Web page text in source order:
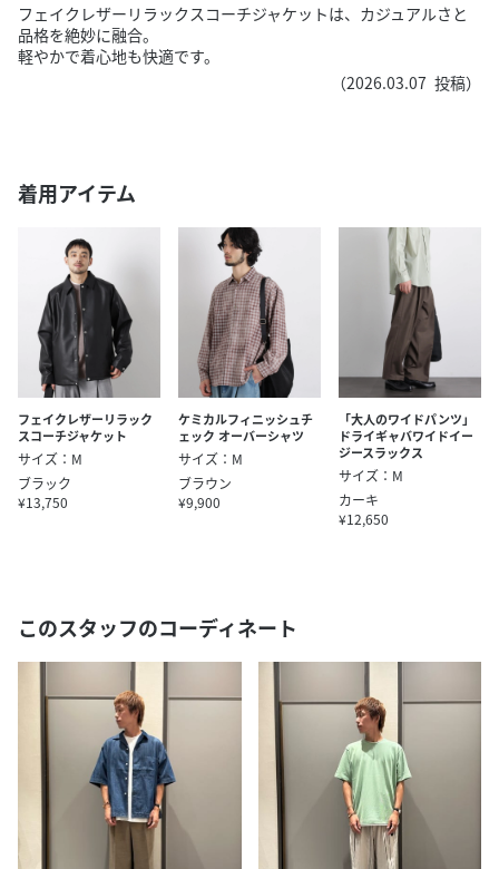
フェイクレザーリラックスコーチジャケットは、カジュアルさと
品格を絶妙に融合。
軽やかで着心地も快適です。
（2026.03.07 投稿）
着用アイテム
フェイクレザーリラック
スコーチジャケット
サイズ：M
ブラック
¥13,750
ケミカルフィニッシュチ
ェック オーバーシャツ
サイズ：M
ブラウン
¥9,900
「大人のワイドパンツ」
ドライギャバワイドイー
ジースラックス
サイズ：M
カーキ
¥12,650
このスタッフのコーディネート